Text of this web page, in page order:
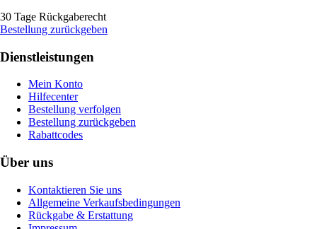
30 Tage Rückgaberecht
Bestellung zurückgeben
Dienstleistungen
Mein Konto
Hilfecenter
Bestellung verfolgen
Bestellung zurückgeben
Rabattcodes
Über uns
Kontaktieren Sie uns
Allgemeine Verkaufsbedingungen
Rückgabe & Erstattung